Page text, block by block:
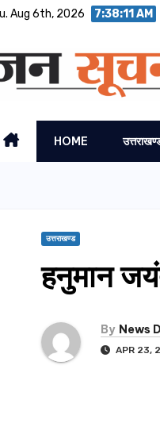
Aug 6th, 2026 7:38:12 AM
HOME
उत्तराखण्ड
हनुमान
By News
APR 23,